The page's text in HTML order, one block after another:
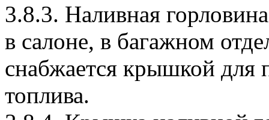
3.8.3. Наливная
в салоне, в багажном
снабжается крышкой для
топлива.